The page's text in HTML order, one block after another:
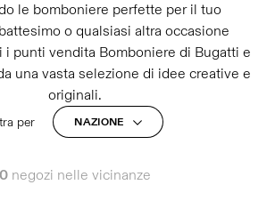
le bomboniere perfette per il tuo
o qualsiasi altra occasione
i punti vendita Bomboniere di Bugatti e
una vasta selezione di idee creative e
originali.
per NAZIONE
0 negozi nelle vicinanze